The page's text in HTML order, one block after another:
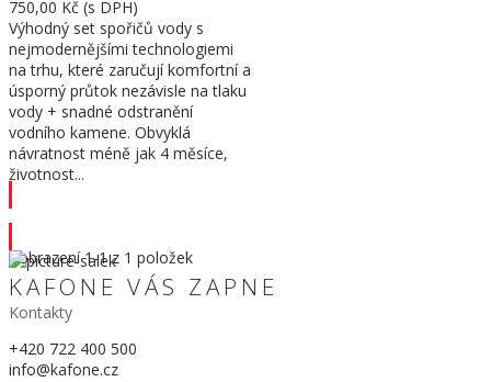
750,00 Kč (s DPH)
Výhodný set spořičů vody s
nejmodernějšími technologiemi
na trhu, které zaručují komfortní a
úsporný průtok nezávisle na tlaku
vody + snadné odstranění
vodního kamene. Obvyklá
návratnost méně jak 4 měsíce,
životnost...
Zobrazení1-1 z 1 položek
KAFONE VÁS ZAPNE
Kontakty
+420 722 400 500
info@kafone.cz